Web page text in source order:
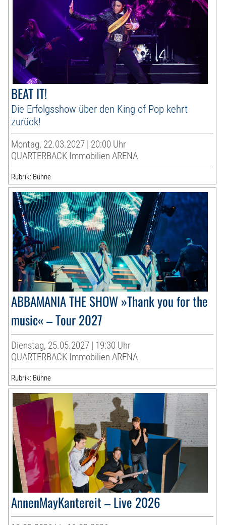
BEAT IT!
Die Erfolgsshow über den King of Pop kehrt
zurück!
Montag, 22.03.2027 | 20:00 Uhr
QUARTERBACK Immobilien ARENA
Rubrik: Bühne
ABBAMANIA THE SHOW »Thank you for the
music« – Tour 2027
Dienstag, 25.05.2027 | 19:30 Uhr
QUARTERBACK Immobilien ARENA
Rubrik: Bühne
AnnenMayKantereit – Live 2026